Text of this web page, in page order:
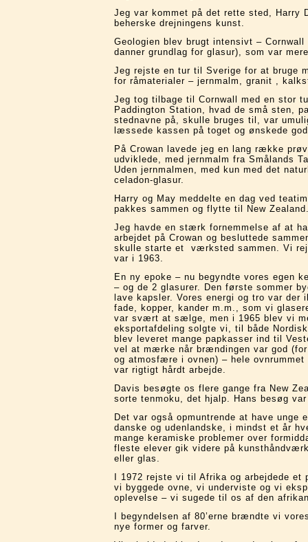
Jeg var kommet på det rette sted,
beherske drejningens kunst.
Geologien blev brugt intensivt –
danner grundlag for glasur), som var
Jeg rejste en tur til Sverige for at bruge
for råmaterialer – jernmalm, granit ,
Jeg tog tilbage til Cornwall med en stor
Paddington Station, hvad de små sten,
stednavne på, skulle bruges til, var
læssede kassen på toget og ønskede
På Crowan lavede jeg en lang række
udviklede, med jernmalm fra Smålands
Uden jernmalmen, med kun med det
celadon-glasur.
Harry og May meddelte en dag ved
pakkes sammen og flytte til New
Jeg havde en stærk fornemmelse af at
arbejdet på Crowan og besluttede
skulle starte et værksted sammen. Vi
var i 1963.
En ny epoke – nu begyndte vores egen
– og de 2 glasurer. Den første sommer
lave kapsler. Vores energi og tro var
fade, kopper, kander m.m., som vi
var svært at sælge, men i 1965 blev vi
eksportafdeling solgte vi, til både
blev leveret mange papkasser ind til
vel at mærke når brændingen var god
og atmosfære i ovnen) – hele
var rigtigt hårdt arbejde.
Davis besøgte os flere gange fra New
sorte tenmoku, det hjalp. Hans besøg
Det var også opmuntrende at have
danske og udenlandske, i mindst et år
mange keramiske problemer over
fleste elever gik videre på
eller glas.
I 1972 rejste vi til Afrika og arbejdede
vi byggede ovne, vi underviste og vi
oplevelse – vi sugede til os af den
I begyndelsen af 80’erne brændte vi
nye former og farver.